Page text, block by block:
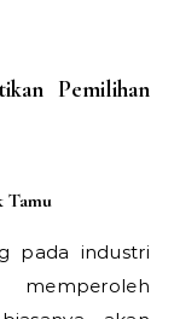
Pemilihan
Tamu
pada industri